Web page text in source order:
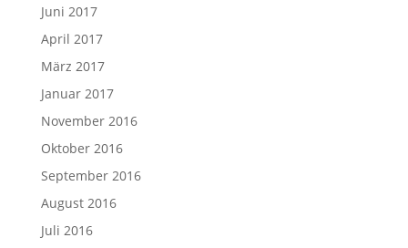
Juni 2017
April 2017
März 2017
Januar 2017
November 2016
Oktober 2016
September 2016
August 2016
Juli 2016